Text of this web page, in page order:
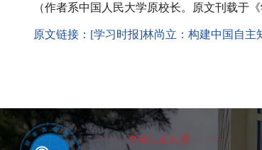
（作者系中国人民大学原校长。原文刊载于
原文链接：[学习时报]林尚立：构建中国自主